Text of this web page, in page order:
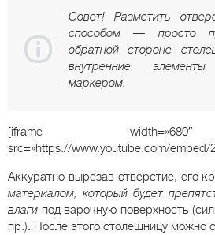
Совет! Разметить
способом — просто
обратной стороне
внутренние
маркером.
[iframe width=»680″
src=»https://www.youtube.com/embed/
Аккуратно вырезав отверстие, его
материалом, который будет
влаги под варочную поверхность
пр.). После этого столешницу можно